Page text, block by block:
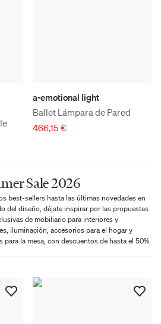
a-emotional light
Ballet Lámpara de Pared
466,15 €
Sale 2026
best-sellers hasta las últimas novedades en
del diseño, déjate inspirar por las propuestas
de mobiliario para interiores y
iluminación, accesorios para el hogar y
para la mesa, con descuentos de hasta el 50%.